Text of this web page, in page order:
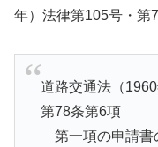
年）法律第105号・第
道路交通法（
第78条第6項
第一項の申請書